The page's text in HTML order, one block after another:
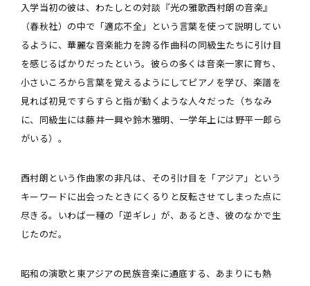
入学当初の彼は、わたしとの対談『光の雅歌西村朗の音楽』
（春秋社）の中で「適応不全」という言葉を使って説明してい
るように、華麗な音楽能力を誇る作曲科の同級生たちに引け目
を感じるばかりだったという。彼らの多くは音楽一家に育ち、
小さいころから言葉を覚えるようにしてピアノを学び、楽譜を
見れば初見ですらすらと指が動くような人々だった（ちなみ
に、同級生には藤井一興や鈴木雅明、一学年上には野平一郎ら
がいる）。
西村朗という作曲家の非凡は、その引け目を「アジア」という
キーワードに出会ったときにくるりと反転させてしまった点に
尽きる。いわば一種の「逆ギレ」が、あるとき、彼のなかで生
じたのだ。
昭和の演歌と東アジアの民族音楽に通底する、あまりにも熱